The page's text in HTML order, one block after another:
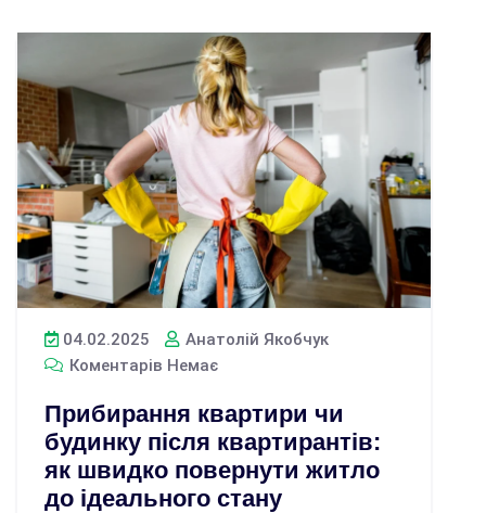
04.02.2025
Анатолій Якобчук
Коментарів Немає
Прибирання квартири чи
будинку після квартирантів:
як швидко повернути житло
до ідеального стану